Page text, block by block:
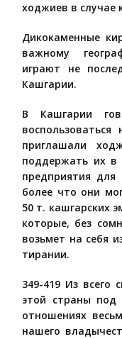
ходжиев в случае
Дикокаменные
важному
играют не
Кашгарии.
В Кашгарии
приглашали
поддержать их в
предприятия для
более что они
50 т. кашгарских
которые, без
возьмет на себя
тирании.
349-419 Из всего
этой страны под
отношениях
нашего